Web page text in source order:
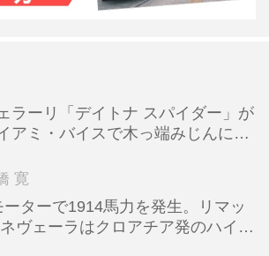
ラーリ「デイトナ スパイダー」が
アミ・バイスで木っ端みじんにな
寛
ーターで1914馬力を発生。リマッ
ヴェーラはクロアチア発のハイパ